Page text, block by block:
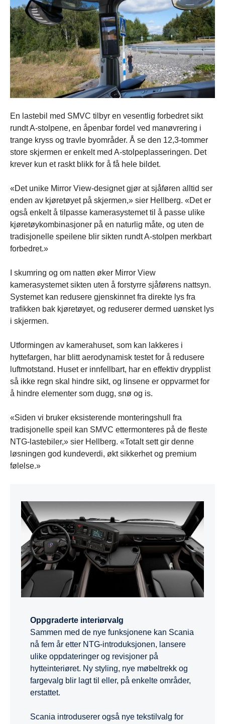
En lastebil med SMVC tilbyr en vesentlig forbedret sikt
rundt A-stolpene, en åpenbar fordel ved manøvrering i
trange kryss og travle byområder. Å se den 12,3-tommer
store skjermen er enkelt med A-stolpeplasseringen. Det
krever kun et raskt blikk for å få hele bildet.
«Det unike Mirror View-designet gjør at sjåføren alltid ser
enden av kjøretøyet på skjermen,» sier Hellberg. «Det er
også enkelt å tilpasse kamerasystemet til å passe ulike
kjøretøykombinasjoner på en naturlig måte, og uten de
tradisjonelle speilene blir sikten rundt A-stolpen merkbart
forbedret.»
I skumring og om natten øker Mirror View
kamerasystemet sikten uten å forstyrre sjåførens nattsyn.
Systemet kan redusere gjenskinnet fra direkte lys fra
trafikken bak kjøretøyet, og reduserer dermed uønsket lys
i skjermen.
Utformingen av kamerahuset, som kan lakkeres i
hyttefargen, har blitt aerodynamisk testet for å redusere
luftmotstand. Huset er innfellbart, har en effektiv drypplist
så ikke regn skal hindre sikt, og linsene er oppvarmet for
å hindre elementer som dugg, snø og is.
«Siden vi bruker eksisterende monteringshull fra
tradisjonelle speil kan SMVC ettermonteres på de fleste
NTG-lastebiler,» sier Hellberg. «Totalt sett gir denne
løsningen god kundeverdi, økt sikkerhet og premium
følelse.»
Oppgraderte interiørvalg
Sammen med de nye funksjonene kan Scania
nå fem år etter NTG-introduksjonen, lansere
ulike oppdateringer og revisjoner på
hytteinteriøret. Ny styling, nye møbeltrekk og
fargevalg blir lagt til eller, på enkelte områder,
erstattet.
Scania introduserer også nye tekstilvalg for